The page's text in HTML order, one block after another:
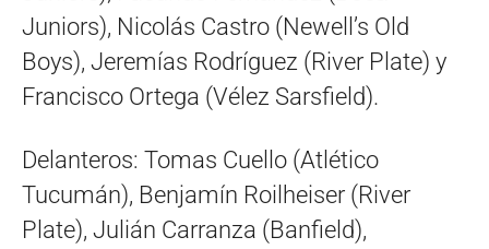
Juniors), Nicolás Castro (Newell’s Old
Boys), Jeremías Rodríguez (River Plate) y
Francisco Ortega (Vélez Sarsfield).
Delanteros: Tomas Cuello (Atlético
Tucumán), Benjamín Roilheiser (River
Plate), Julián Carranza (Banfield),